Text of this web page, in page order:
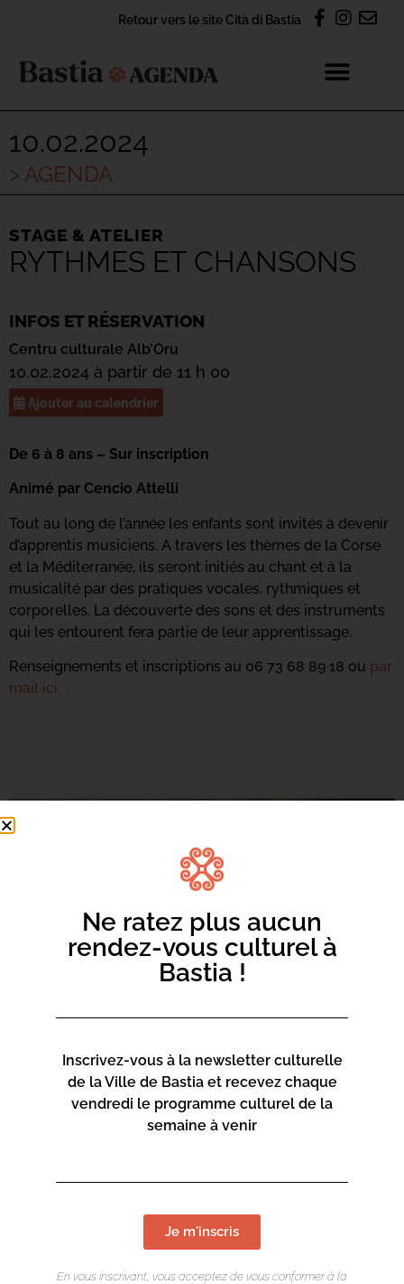
Retour vers le site Cità di Bastia
10.02.2024
> AGENDA
STAGE & ATELIER
RYTHMES ET CHANSONS
INFOS ET RÉSERVATION
Centru culturale Alb’Oru
10.02.2024 à partir de 11 h 00
Ajouter au calendrier
De 6 à 8 ans – Sur inscription
Animé par Cencio Attelli
Tout au long de l’année les enfants sont invités à devenir
d’apprentis musiciens. A travers les thèmes de la Corse
et la Méditerranée, ils seront initiés au chant et à la
musicalité par des pratiques vocales, rythmiques et
corporelles. La découverte des sons et des instruments
qui les entourent fera partie de leur apprentissage.
Renseignements et inscriptions au 06 73 68 89 18 ou par
mail ici.
Ne ratez plus aucun
rendez-vous culturel à
Bastia !
Inscrivez-vous à la newsletter culturelle
de la Ville de Bastia et recevez chaque
vendredi le programme culturel de la
semaine à venir
Je m'inscris
En vous inscrivant, vous acceptez de vous conformer à la